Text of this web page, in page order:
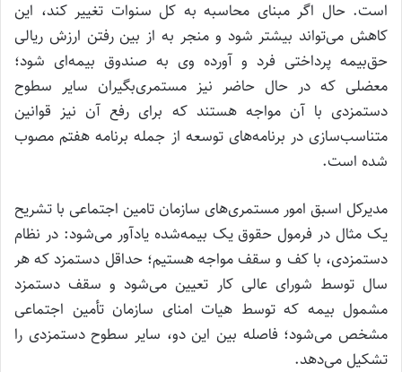
است. حال اگر مبنای محاسبه به کل سنوات تغییر کند، این
کاهش می‌تواند بیشتر شود و منجر به از بین رفتن ارزش ریالی
حق‌بیمه پرداختی فرد و آورده وی به صندوق بیمه‌ای شود؛
معضلی که در حال حاضر نیز مستمری‌بگیران سایر سطوح
دستمزدی با آن مواجه هستند که برای رفع آن نیز قوانین
متناسب‌سازی در برنامه‌های توسعه از جمله برنامه هفتم مصوب
شده است.
مدیرکل اسبق امور مستمری‌های سازمان تامین اجتماعی با تشریح
یک مثال در فرمول حقوق یک بیمه‌شده یادآور می‌شود: در نظام
دستمزدی، با کف و سقف مواجه هستیم؛ حداقل دستمزد که هر
سال توسط شورای عالی کار تعیین می‌شود و سقف دستمزد
مشمول بیمه که توسط هیات امنای سازمان تأمین اجتماعی
مشخص می‌شود؛ فاصله بین این دو، سایر سطوح دستمزدی را
تشکیل می‌دهد.